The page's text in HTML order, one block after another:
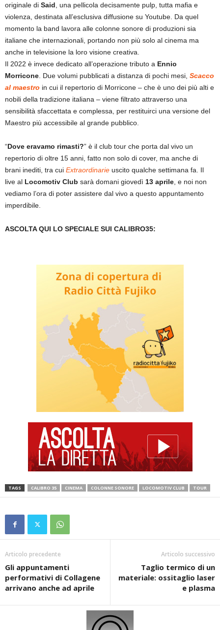
originale di Said, una pellicola decisamente pulp, tutta mafia e
violenza, destinata all’esclusiva diffusione su Youtube. Da quel
momento la band lavora alle colonne sonore di produzioni sia
italiane che internazionali, portando non più solo al cinema ma
anche in televisione la loro visione creativa.
Il 2022 è invece dedicato all’operazione tributo a Ennio
Morricone. Due volumi pubblicati a distanza di pochi mesi, Scacco
al maestro in cui il repertorio di Morricone – che è uno dei più alti e
nobili della tradizione italiana – viene filtrato attraverso una
sensibilità sfaccettata e complessa, per restituirci una versione del
Maestro più accessibile al grande pubblico.
“Dove eravamo rimasti?” è il club tour che porta dal vivo un
repertorio di oltre 15 anni, fatto non solo di cover, ma anche di
brani inediti, tra cui Extraordinarie uscito qualche settimana fa. Il
live al Locomotiv Club sarà domani giovedì 13 aprile, e noi non
vediamo l’ora di poter assistere dal vivo a questo appuntamento
imperdibile.
ASCOLTA QUI LO SPECIALE SUI CALIBRO35:
TAGS CALIBRO 35 CINEMA COLONNE SONORE LOCOMOTIV CLUB TOUR
Articolo precedente
Gli appuntamenti
performativi di Collagene
arrivano anche ad aprile
Articolo successivo
Taglio termico di un
materiale: ossitaglio laser
e plasma